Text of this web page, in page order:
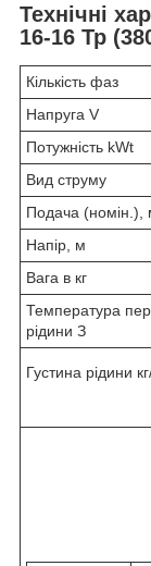
Технічні
16-16 Тр
Кількість фаз
Напруга V
Потужність kWt
Вид струму
Подача (номін.),
Напір, м
Вага в кг
Температура
рідини З
Густина рідини